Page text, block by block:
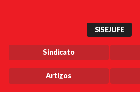
SISEJUFE
Sindicato
Artigos